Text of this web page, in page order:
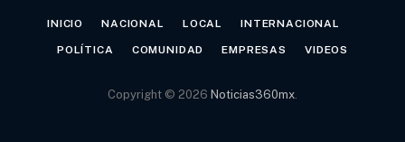
INICIO NACIONAL LOCAL INTERNACIONAL
POLÍTICA COMUNIDAD EMPRESAS VIDEOS
Copyright © 2026 Noticias360mx